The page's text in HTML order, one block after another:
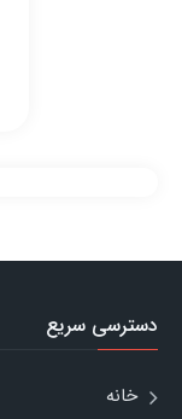
دسترسی سریع
خانه